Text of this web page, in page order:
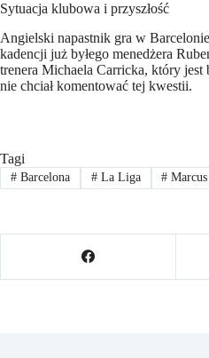
Sytuacja klubowa i przyszłość
Angielski napastnik gra w
kadencji już byłego menedżera
trenera Michaela Carricka, który jest
nie chciał komentować tej kwestii.
Tagi
#Barcelona #La Liga #